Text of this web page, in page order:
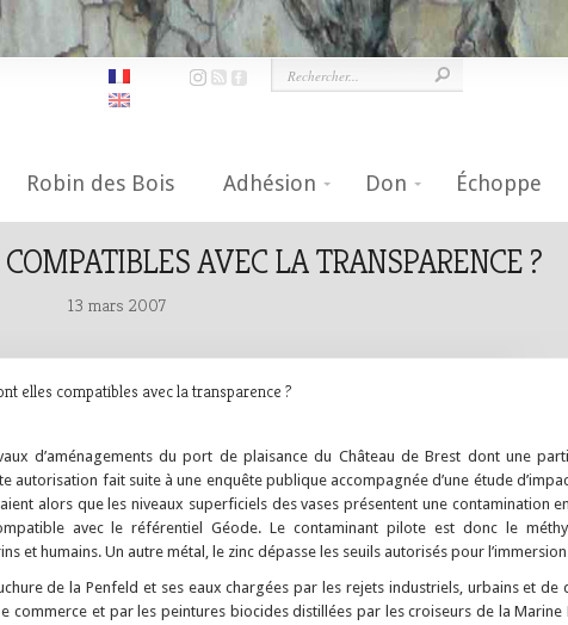
Échoppe
Don
Adhésion
Robin des Bois
AVEC LA TRANSPARENCE ?
13 mars 2007
elles compatibles avec la transparence ?
d’aménagements du port de plaisance du Château de Brest dont une
autorisation fait suite à une enquête publique accompagnée d’une étude
alors que les niveaux superficiels des vases présentent une contamination
avec le référentiel Géode. Le contaminant pilote est donc le
et humains. Un autre métal, le zinc dépasse les seuils autorisés pour
de la Penfeld et ses eaux chargées par les rejets industriels, urbains et de
et par les peintures biocides distillées par les croiseurs de la Marine